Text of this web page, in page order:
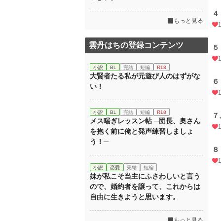
４
５
６
８
もっと見る
雲丹はちの登録コンテンツ
小説 BL 完結 短編 R18
大賢者たる私が元遊び人のはずがな
い！
小説 BL 完結 短編 R18
メス喘ぎレッスン帖 ─団長、奥さん
を抱く前に俺と発声練習しましょ
う！─
小説 恋愛 完結 短編
妹が私こそ当主にふさわしいと言う
ので、婚約者を譲って、これからは
自由に生きようと思います。